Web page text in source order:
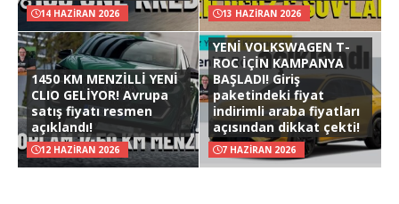
14 HAZIRAN 2026 13 HAZIRAN 2026
1450 KM MENZİLLİ YENİ
CLIO GELİYOR! Avrupa
satış fiyatı resmen
açıklandı!
12 HAZIRAN 2026
YENİ VOLKSWAGEN T-
ROC İÇİN KAMPANYA
BAŞLADI! Giriş
paketindeki fiyat
indirimli araba fiyatları
açısından dikkat çekti!
7 HAZIRAN 2026